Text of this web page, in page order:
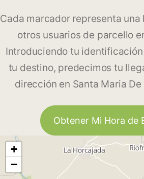
Cada marcador representa una
otros usuarios de parcello
Introduciendo tu
tu destino, predecimos tu
dirección en Santa Maria
Obtener Mi Hora de
+
−